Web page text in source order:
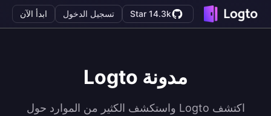
Star 14.3k تسجيل الدخول ابدأ الآن
مدونة Logto
اكتشف Logto واستكشف الكثير من الموارد حول